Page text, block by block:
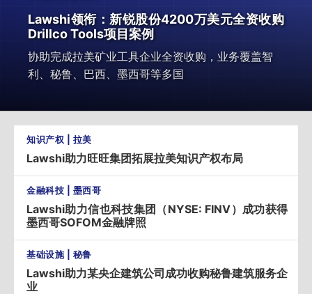
Lawshi领衔：新锐股份4200万美元全资收购
Drillco Tools项目案例
协助完成拉美矿业工具企业全资收购，业务覆盖智
利、秘鲁、巴西、墨西哥等多国
知识产权 | 拉美
Lawshi助力旺旺集团拓展拉美知识产权布局
金融科技 | 墨西哥
Lawshi助力信也科技集团（NYSE: FINV）成功获得
墨西哥SOFOM金融牌照
基础设施 | 秘鲁
Lawshi助力某央企建筑公司成功收购秘鲁建筑服务企
业